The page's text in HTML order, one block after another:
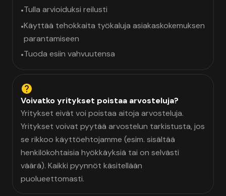
•Tulla arvioiduksi reilusti
•Käyttää tehokkaita työkaluja asiakaskokemuksen
parantamiseen
•Tuoda esiin vahvuutensa
Voivatko yritykset poistaa arvosteluja?
Yritykset eivät voi poistaa aitoja arvosteluja.
Yritykset voivat pyytää arvostelun tarkistusta, jos
se rikkoo käyttöehtojamme (esim. sisältää
henkilökohtaisia hyökkäyksiä tai on selvästi
väärä). Kaikki pyynnöt käsitellään
puolueettomasti.